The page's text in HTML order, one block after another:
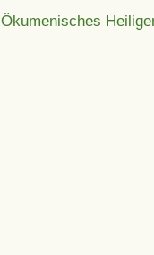
Ökumenisches